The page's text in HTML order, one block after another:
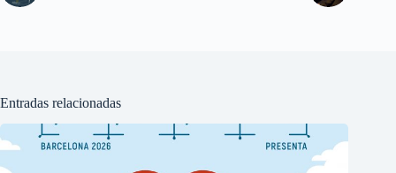
Entradas relacionadas